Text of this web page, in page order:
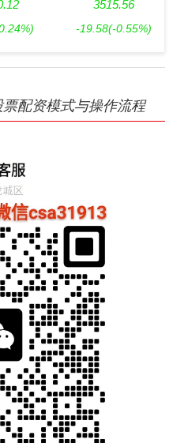
3515.56
-19.58(-0.55%)
配资模式与操作流程